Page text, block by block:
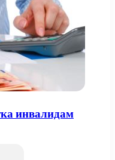
инвалидам